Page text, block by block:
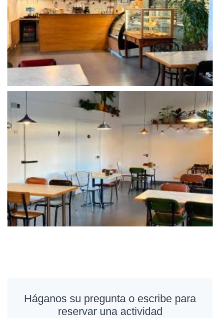
Háganos su pregunta o escribe para
reservar una actividad